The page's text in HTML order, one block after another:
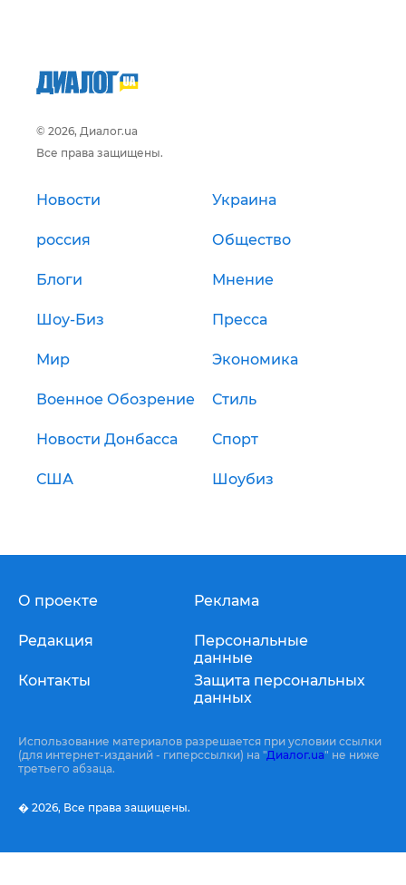
© 2026, Диалог.ua
Все права защищены.
Новости Украина
россия Общество
Блоги Мнение
Шоу-Биз Пресса
Мир Экономика
Военное Обозрение Стиль
Новости Донбасса Спорт
США Шоубиз
О проекте
Редакция
Контакты
Реклама
Персональные
данные
Защита персональных
данных
Использование материалов разрешается при условии ссылки
(для интернет-изданий - гиперссылки) на "Диалог.ua" не ниже
третьего абзаца.
� 2026, Все права защищены.